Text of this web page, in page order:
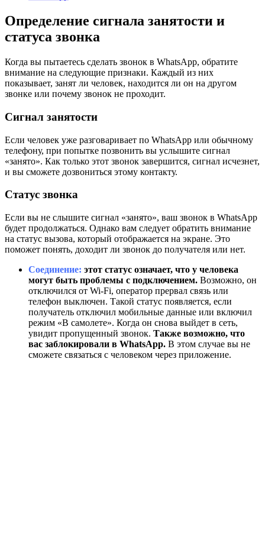
Определение сигнала занятости и
статуса звонка
Когда вы пытаетесь сделать звонок в WhatsApp, обратите
внимание на следующие признаки. Каждый из них
показывает, занят ли человек, находится ли он на другом
звонке или почему звонок не проходит.
Сигнал занятости
Если человек уже разговаривает по WhatsApp или обычному
телефону, при попытке позвонить вы услышите сигнал
«занято». Как только этот звонок завершится, сигнал исчезнет,
и вы сможете дозвониться этому контакту.
Статус звонка
Если вы не слышите сигнал «занято», ваш звонок в WhatsApp
будет продолжаться. Однако вам следует обратить внимание
на статус вызова, который отображается на экране. Это
поможет понять, доходит ли звонок до получателя или нет.
Соединение: этот статус означает, что у человека
могут быть проблемы с подключением. Возможно, он
отключился от Wi-Fi, оператор прервал связь или
телефон выключен. Такой статус появляется, если
получатель отключил мобильные данные или включил
режим «В самолете». Когда он снова выйдет в сеть,
увидит пропущенный звонок. Также возможно, что
вас заблокировали в WhatsApp. В этом случае вы не
сможете связаться с человеком через приложение.